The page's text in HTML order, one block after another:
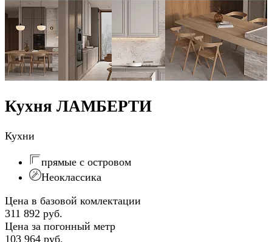
Кухня ЛАМБЕРТИ
Кухни
прямые с островом
Неоклассика
Цена в базовой комлектации
311 892 руб.
Цена за погонный метр
103 964 руб.